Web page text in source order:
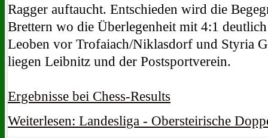
Ragger auftaucht. Entschieden wird die
Brettern wo die Überlegenheit mit 4:1
Leoben vor Trofaiach/Niklasdorf und Styria
liegen Leibnitz und der Postsportverein.
Ergebnisse bei Chess-Results
Weiterlesen: Landesliga - Obersteirische